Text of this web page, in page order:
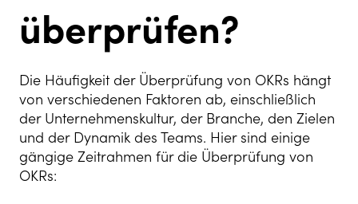
überprüfen?
Die Häufigkeit der Überprüfung von OKRs hängt
von verschiedenen Faktoren ab, einschließlich
der Unternehmenskultur, der Branche, den Zielen
und der Dynamik des Teams. Hier sind einige
gängige Zeitrahmen für die Überprüfung von
OKRs: